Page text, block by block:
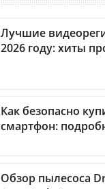
Лучшие
2026 году: хиты
Как безопасно
смартфон:
Обзор пылесоса